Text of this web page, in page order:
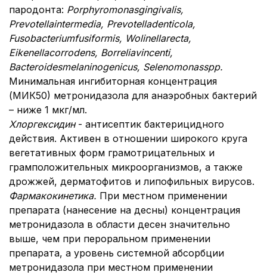
пародонта: Porphyromonasgingivalis,
Prevotellaintermedia, Prevotelladenticola,
Fusobacteriumfusiformis, Wolinellarecta,
Eikenellacorrodens, Borreliavincenti,
Bacteroidesmelaninogenicus, Selenomonasspp.
Минимальная ингибиторная концентрация
(МИК50) метронидазола для анаэробных бактерий
– ниже 1 мкг/мл.
Хлоргексидин- антисептик бактерицидного
действия. Активен в отношении широкого круга
вегетативных форм грамотрицательных и
грамположительных микроорганизмов, а также
дрожжей, дерматофитов и липофильных вирусов.
Фармакокинетика. При местном применении
препарата (нанесение на десны) концентрация
метронидазола в области десен значительно
выше, чем при пероральном применении
препарата, а уровень системной абсорбции
метронидазола при местном применении